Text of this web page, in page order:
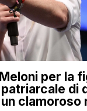
per la
di
clamoroso